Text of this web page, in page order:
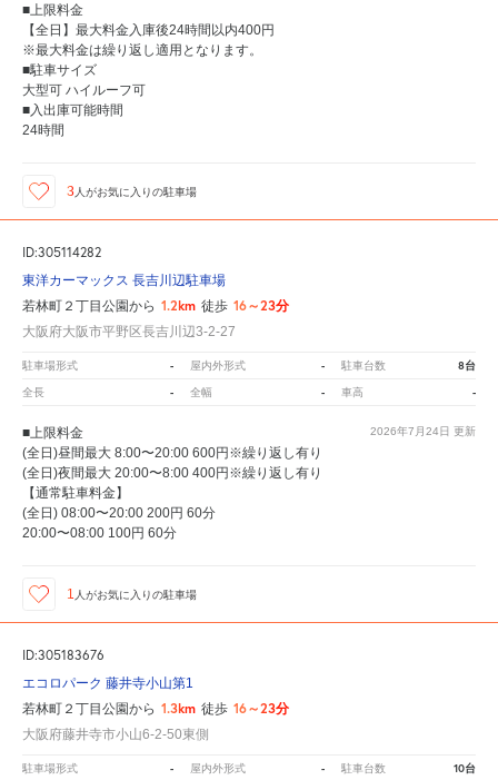
■上限料金
【全日】最大料金入庫後24時間以内400円
※最大料金は繰り返し適用となります。
■駐車サイズ
大型可 ハイルーフ可
■入出庫可能時間
24時間
3人がお気に入りの駐車場
ID:305114282
東洋カーマックス 長吉川辺駐車場
若林町２丁目公園から 1.2km 徒歩 16～23分
大阪府大阪市平野区長吉川辺3-2-27
駐車場形式 - 屋内外形式 - 駐車台数 8台
全長 - 全幅 - 車高 -
2026年7月24日 更新
■上限料金
(全日)昼間最大 8:00〜20:00 600円※繰り返し有り
(全日)夜間最大 20:00〜8:00 400円※繰り返し有り
【通常駐車料金】
(全日) 08:00〜20:00 200円 60分
20:00〜08:00 100円 60分
1 人がお気に入りの駐車場
ID:305183676
エコロパーク 藤井寺小山第1
若林町２丁目公園から 1.3km 徒歩 16～23分
大阪府藤井寺市小山6-2-50東側
駐車場形式 - 屋内外形式 - 駐車台数 10台